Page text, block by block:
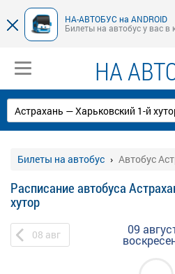
НА-АВТОБУС на ANDROID
Билеты на автобус у вас в
НА
Билеты на автобус Автобус
Расписание автобуса
хутор
08 авг 09